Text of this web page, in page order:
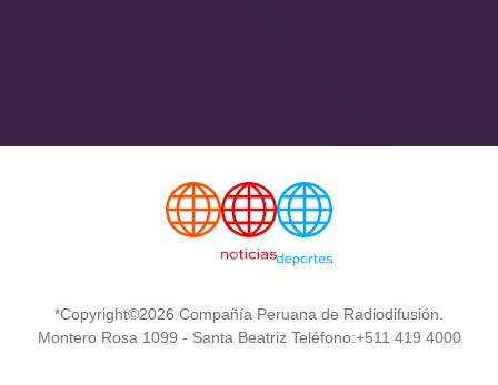
*Copyright©2026 Compañía Peruana de Radiodifusión.
Montero Rosa 1099 - Santa Beatriz Teléfono:+511 419 4000